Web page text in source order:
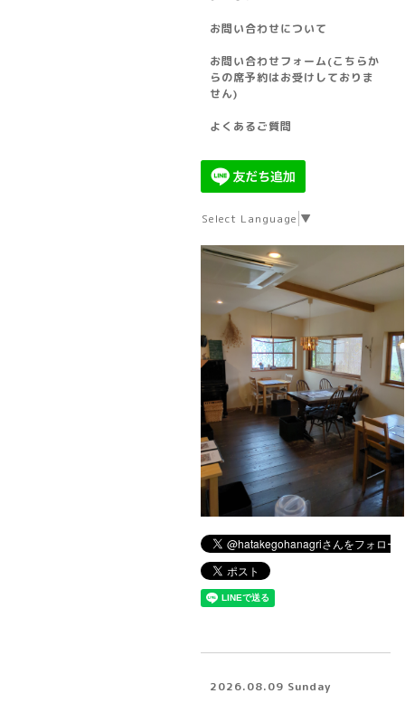
お問い合わせについて
お問い合わせフォーム(こちらか
らの席予約はお受けしておりま
せん)
よくあるご質問
Select Language ▼
2026.08.09 Sunday